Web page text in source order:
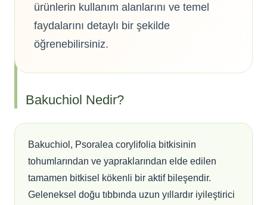
ürünlerin kullanım alanlarını ve temel
faydalarını detaylı bir şekilde
öğrenebilirsiniz.
Bakuchiol Nedir?
Bakuchiol, Psoralea corylifolia bitkisinin
tohumlarından ve yapraklarından elde edilen
tamamen bitkisel kökenli bir aktif bileşendir.
Geleneksel doğu tıbbında uzun yıllardır iyileştirici